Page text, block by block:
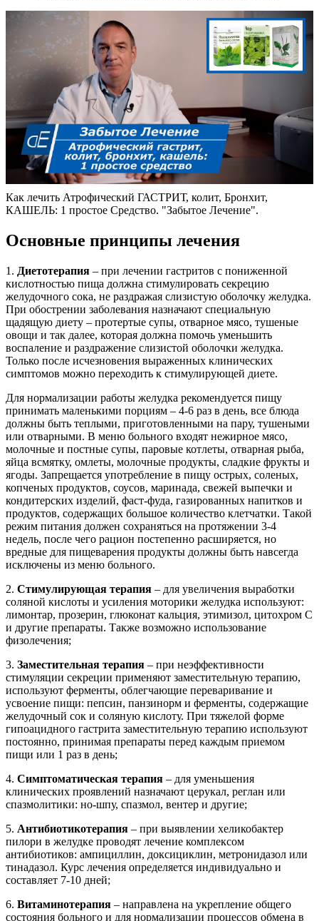
Как лечить Атрофический ГАСТРИТ, колит, Бронхит,
КАШЕЛЬ: 1 простое Средство. "Забытое Лечение".
Основные принципы лечения
1. Диетотерапия – при лечении гастритов с пониженной
кислотностью пища должна стимулировать секрецию
желудочного сока, не раздражая слизистую оболочку желудка.
При обострении заболевания назначают специальную
щадящую диету – протертые супы, отварное мясо, тушеные
овощи и так далее, которая должна помочь уменьшить
воспаление и раздражение слизистой оболочки желудка.
Только после исчезновения выраженных клинических
симптомов можно переходить к стимулирующей диете.
Для нормализации работы желудка рекомендуется пищу
принимать маленькими порциям – 4-6 раз в день, все блюда
должны быть теплыми, приготовленными на пару, тушеными
или отварными. В меню больного входят нежирное мясо,
молочные и постные супы, паровые котлеты, отварная рыба,
яйца всмятку, омлеты, молочные продукты, сладкие фрукты и
ягоды. Запрещается употребление в пищу острых, соленых,
копченых продуктов, соусов, маринада, свежей выпечки и
кондитерских изделий, фаст-фуда, газированных напитков и
продуктов, содержащих большое количество клетчатки. Такой
режим питания должен сохраняться на протяжении 3-4
недель, после чего рацион постепенно расширяется, но
вредные для пищеварения продукты должны быть навсегда
исключены из меню больного.
2. Стимулирующая терапия – для увеличения выработки
соляной кислоты и усиления моторики желудка используют:
лимонтар, прозерин, глюконат кальция, этимизол, цитохром С
и другие препараты. Также возможно использование
физолечения;
3. Заместительная терапия – при неэффективности
стимуляции секреции применяют заместительную терапию,
используют ферменты, облегчающие переваривание и
усвоение пищи: пепсин, панзинорм и ферменты, содержащие
желудочный сок и соляную кислоту. При тяжелой форме
гипоацидного гастрита заместительную терапию используют
постоянно, принимая препараты перед каждым приемом
пищи или 1 раз в день;
4. Симптоматическая терапия – для уменьшения
клинических проявлений назначают церукал, реглан или
спазмолитики: но-шпу, спазмол, вентер и другие;
5. Антибиотикотерапия – при выявлении хеликобактер
пилори в желудке проводят лечение комплексом
антибиотиков: ампициллин, доксициклин, метронидазол или
тинадазол. Курс лечения определяется индивидуально и
составляет 7-10 дней;
6. Витаминотерапия – направлена на укрепление общего
состояния больного и для нормализации процессов обмена в